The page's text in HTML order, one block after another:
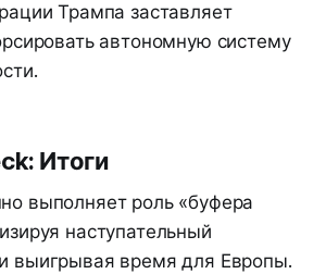
Трампа заставляет
автономную систему
Итоги
выполняет роль «буфера
наступательный
выигрывая время для Европы.